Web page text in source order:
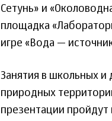
Сетунь» и
площадка
игре «Вода —
Занятия в школьных и
природных
презентации